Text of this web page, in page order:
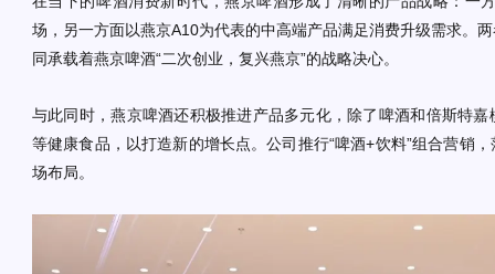
场，另一方面以燕京A10为代表的中高端产品满足消费升级需求。
同承载着燕京啤酒“二次创业，复兴燕京”的战略决心。
与此同时，燕京啤酒还积极推进产品多元化，除了啤酒和倍斯特
等健康食品，以打造新的增长点。公司推行“啤酒+饮料”组合营销
场布局。